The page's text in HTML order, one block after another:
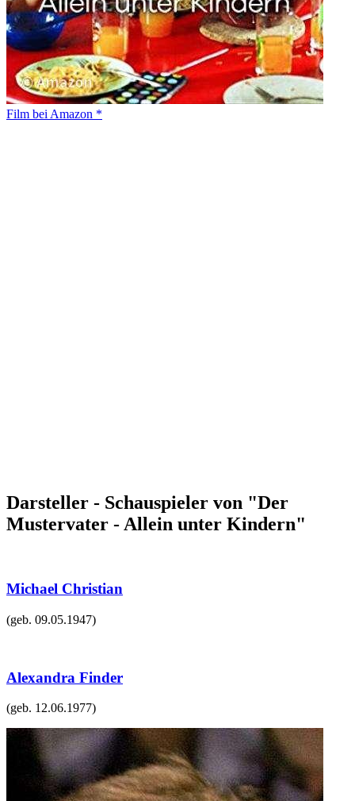
Film bei Amazon *
Darsteller - Schauspieler von "Der
Mustervater - Allein unter Kindern"
Michael Christian
(geb. 09.05.1947)
Alexandra Finder
(geb. 12.06.1977)